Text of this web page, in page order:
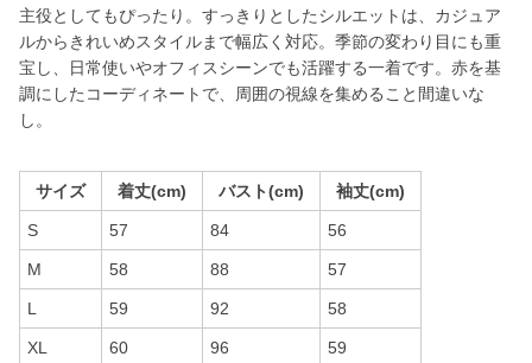
主役としてもぴったり。すっきりとしたシルエットは、カジュア
ルからきれいめスタイルまで幅広く対応。季節の変わり目にも重
宝し、日常使いやオフィスシーンでも活躍する一着です。赤を基
調にしたコーディネートで、周囲の視線を集めること間違いな
し。
サイズ 着丈(cm) バスト(cm) 袖丈(cm)
S 57 84 56
M 58 88 57
L 59 92 58
XL 60 96 59